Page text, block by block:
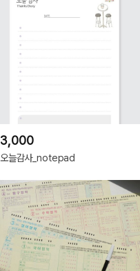
3,000
오늘감사_notepad